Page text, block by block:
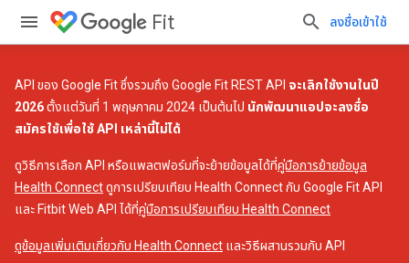
Fit ลงชื่อเข้าใช้
API ของ Google Fit ซึ่งรวมถึง Google Fit REST API จะเลิกใช้งานในปี
2026ตั้งแต่วันที่ 1 พฤษภาคม 2024 เป็นต้นไป นักพัฒนาแอปจะลงชื่อ
สมัครใช้เพื่อใช้ API เหล่านี้ไม่ได้
ดูวิธีการเลือก API หรือแพลตฟอร์มที่จะย้ายข้อมูลได้ที่คู่มือการย้ายข้อมูล
Health Connectดูการเปรียบเทียบ Health Connect กับ Google Fit API
และ Fitbit Web API ได้ที่คู่มือการเปรียบเทียบ Health Connect
ดูข้อมูลเพิ่มเติมเกี่ยวกับ Health Connect และวิธีผสานรวมกับ API